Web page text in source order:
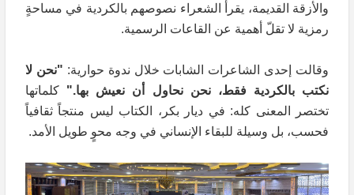
والأزقة القديمة، يقرأ الشعراء نصوصهم بالكردية في مساحةٍ
رمزية لا تقلّ أهمية عن القاعات الرسمية.
وقالت إحدى الشاعرات الشابات خلال ندوة حوارية: "نحن لا
نكتب بالكردية فقط، نحن نحاول أن نعيش بها." كلماتها
تختصر المعنى كله: في ديار بكر، الكتاب ليس منتجاً ثقافياً
فحسب، بل وسيلة للبقاء الإنساني في وجه محوٍ طويل الأمد.